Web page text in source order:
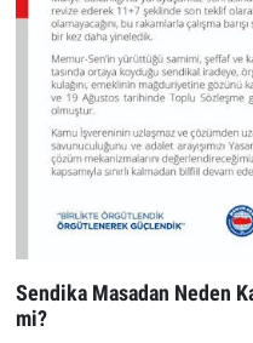
Sendika Masadan Neden
mi?